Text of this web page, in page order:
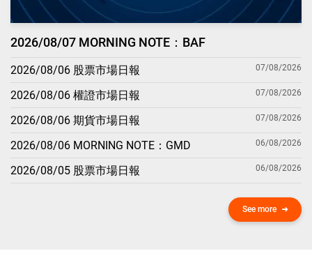
2026/08/07 MORNING NOTE：BAF
2026/08/06 股票市場日報 07/08/2026
2026/08/06 權證市場日報 07/08/2026
2026/08/06 期貨市場日報 07/08/2026
2026/08/06 MORNING NOTE：GMD 06/08/2026
2026/08/05 股票市場日報 06/08/2026
See more